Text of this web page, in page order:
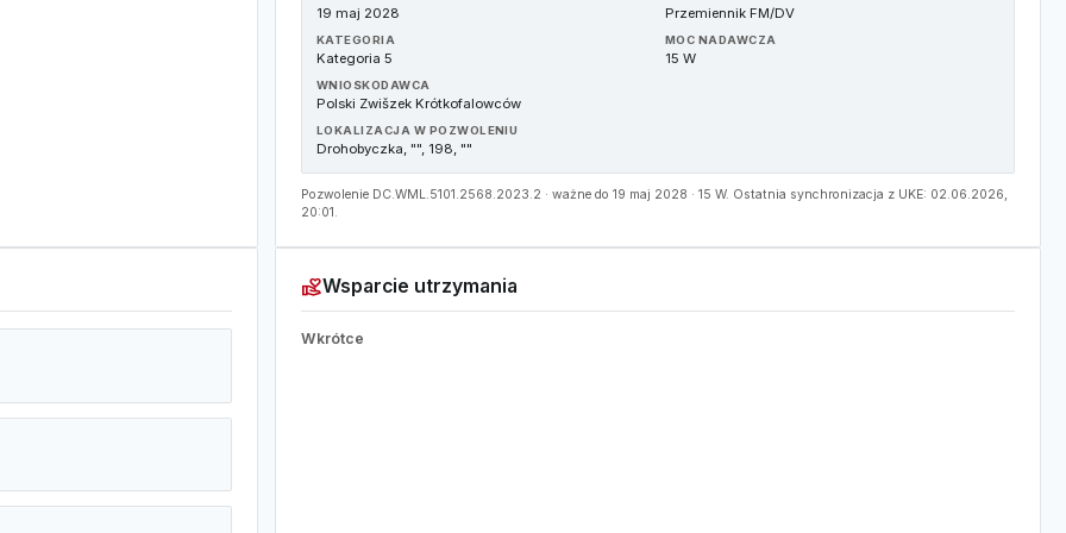
19 maj 2028 Przemiennik FM/DV
KATEGORIA
Kategoria 5
MOC NADAWCZA
15 W
WNIOSKODAWCA
Polski Zwišzek Krótkofalowców
LOKALIZACJA W POZWOLENIU
Drohobyczka, "", 198, ""
Pozwolenie DC.WML.5101.2568.2023.2 · ważne do 19 maj 2028 · 15 W. Ostatnia synchronizacja z UKE: 02.06.2026,
20:01.
volunteer_activismWsparcie utrzymania
Wkrótce